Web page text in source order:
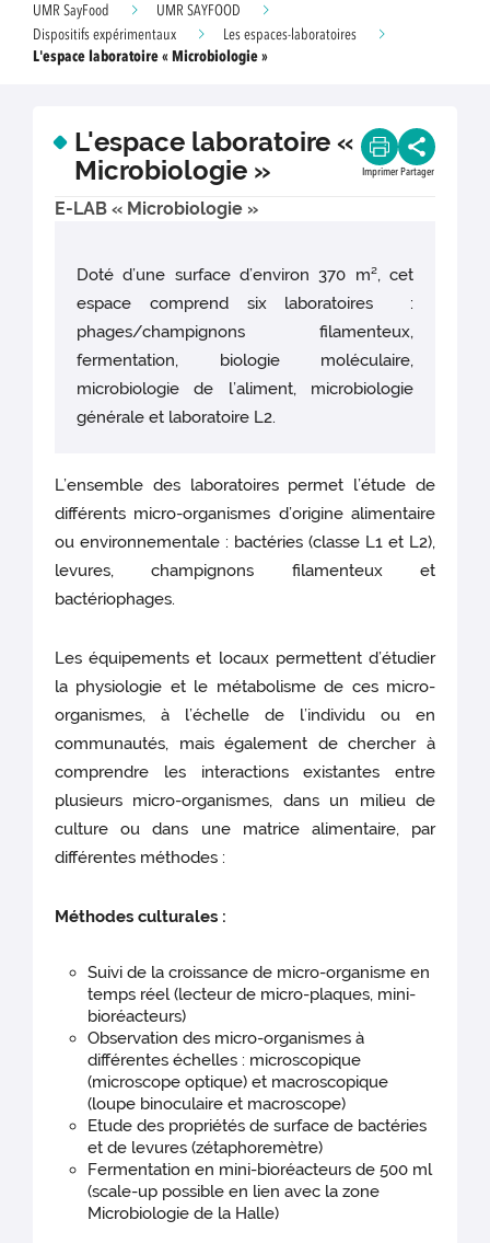
UMR SayFood
UMR SAYFOOD
Dispositifs expérimentaux
Les espaces-laboratoires
L'espace laboratoire « Microbiologie »
L'espace laboratoire «
Microbiologie »
Imprimer Partager
E-LAB « Microbiologie »
Doté d’une surface d’environ 370 m², cet
espace comprend six laboratoires :
phages/champignons filamenteux,
fermentation, biologie moléculaire,
microbiologie de l’aliment, microbiologie
générale et laboratoire L2.
L’ensemble des laboratoires permet l’étude de
différents micro-organismes d’origine alimentaire
ou environnementale : bactéries (classe L1 et L2),
levures, champignons filamenteux et
bactériophages.
Les équipements et locaux permettent d’étudier
la physiologie et le métabolisme de ces micro-
organismes, à l’échelle de l’individu ou en
communautés, mais également de chercher à
comprendre les interactions existantes entre
plusieurs micro-organismes, dans un milieu de
culture ou dans une matrice alimentaire, par
différentes méthodes :
Méthodes culturales :
Suivi de la croissance de micro-organisme en
temps réel (lecteur de micro-plaques, mini-
bioréacteurs)
Observation des micro-organismes à
différentes échelles : microscopique
(microscope optique) et macroscopique
(loupe binoculaire et macroscope)
Etude des propriétés de surface de bactéries
et de levures (zétaphoremètre)
Fermentation en mini-bioréacteurs de 500 ml
(scale-up possible en lien avec la zone
Microbiologie de la Halle)